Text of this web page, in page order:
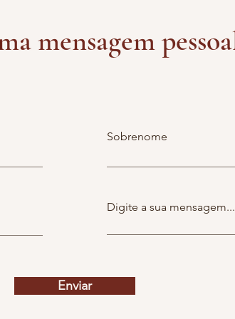
mensagem
Sobrenome
Digite a sua mensagem...
Enviar